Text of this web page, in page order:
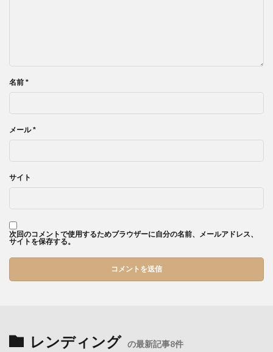
名前 *
メール*
サイト
次回のコメントで使用するためブラウザーに自分の名前、メールアドレス、
サイトを保存する。
レンディング の最新記事8件